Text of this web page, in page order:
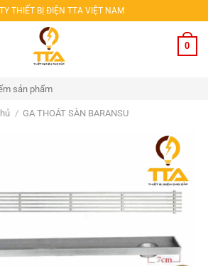
THIẾT BỊ ĐIỆN TTA VIỆT NAM
0
/ GA THOÁT SÀN BARANSU